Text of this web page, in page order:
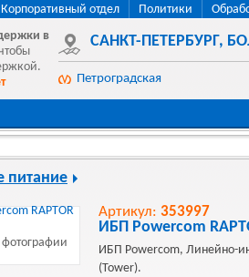
Корпоративный отдел Политики
в
САНКТ-ПЕТЕРБУРГ,
Петроградская
питание
Артикул: 353997
ИБП Powercom
ИБП Powercom, Линейно-
(Tower).